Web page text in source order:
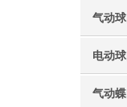
气动球
电动
气动蝶